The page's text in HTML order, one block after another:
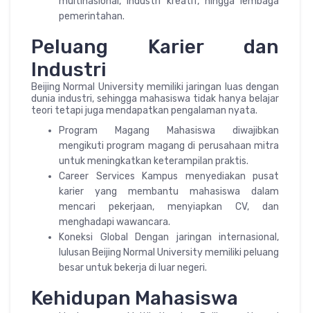
pemerintahan.
Peluang Karier dan
Industri
Beijing Normal University memiliki jaringan luas dengan
dunia industri, sehingga mahasiswa tidak hanya belajar
teori tetapi juga mendapatkan pengalaman nyata.
Program Magang Mahasiswa diwajibkan
mengikuti program magang di perusahaan mitra
untuk meningkatkan keterampilan praktis.
Career Services Kampus menyediakan pusat
karier yang membantu mahasiswa dalam
mencari pekerjaan, menyiapkan CV, dan
menghadapi wawancara.
Koneksi Global Dengan jaringan internasional,
lulusan Beijing Normal University memiliki peluang
besar untuk bekerja di luar negeri.
Kehidupan Mahasiswa